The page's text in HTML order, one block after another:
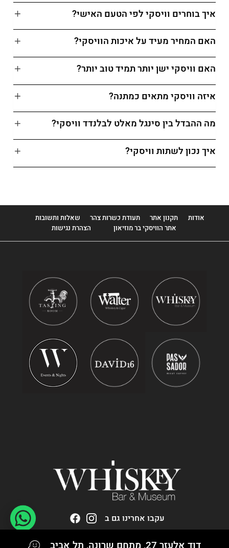
איך בוחרים וויסקי לפי הטעם האישי?
האם המחיר מעיד על איכות הוויסקי?
האם וויסקי ישן יותר תמיד טוב יותר?
איזה וויסקי מתאים כמתנה?
מה ההבדל בין סינגל מאלט לבלנדד וויסקי?
איך נכון לשתות וויסקי?
אודות תקנון אתר תעודת כשרות צהר
שאלות ותשובות
אתר הוויסקי בר מוזיאון
הצהרת נגישות
עקבו אחרינו גם ב